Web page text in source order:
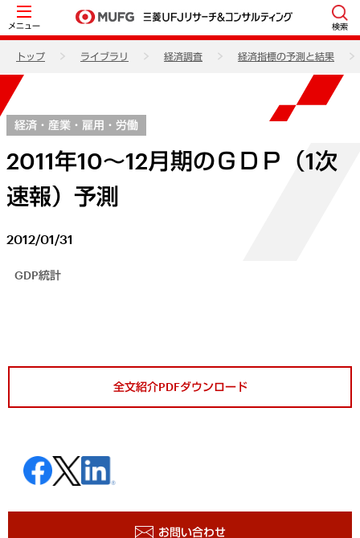
メニュー 検索
トップ ライブラリ 経済調査 経済指標の予測と結果
経済・産業・雇用・労働
2011年10～12月期のＧＤＰ（1次
速報）予測
2012/01/31
GDP統計
全文紹介PDFダウンロード
お問い合わせ